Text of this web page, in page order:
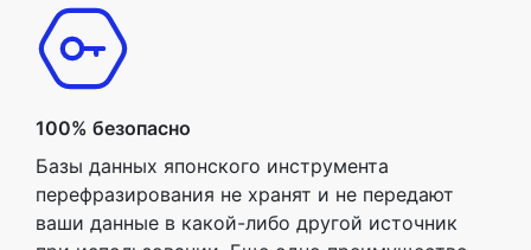
100% безопасно
Базы данных японского инструмента
перефразирования не хранят и не передают
ваши данные в какой-либо другой источник